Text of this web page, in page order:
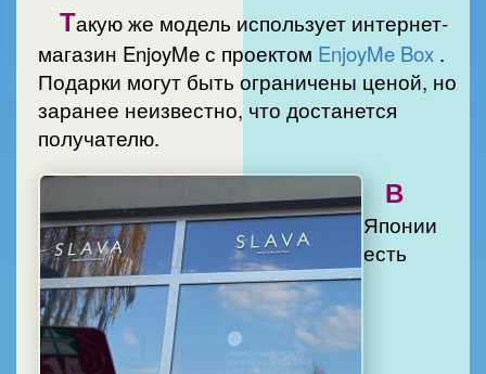
Такую же модель использует интернет-
магазин EnjoyMe с проектом EnjoyMe Box .
Подарки могут быть ограничены ценой, но
заранее неизвестно, что достанется
получателю.
В
Японии
есть